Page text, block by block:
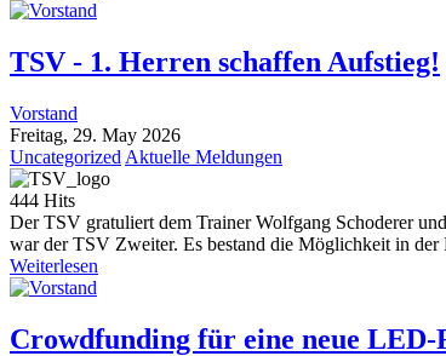
TSV - 1. Herren schaffen Aufstieg!
Vorstand
Freitag, 29. May 2026
Uncategorized Aktuelle Meldungen
444 Hits
Der TSV gratuliert dem Trainer Wolfgang Schoderer
war der TSV Zweiter. Es bestand die Möglichkeit in der
Weiterlesen
Crowdfunding für eine neue